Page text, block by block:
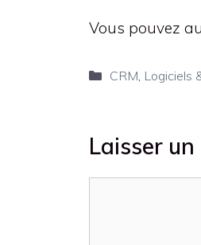
Vous pouvez
Catégories
CRM, Logiciels
Laisser